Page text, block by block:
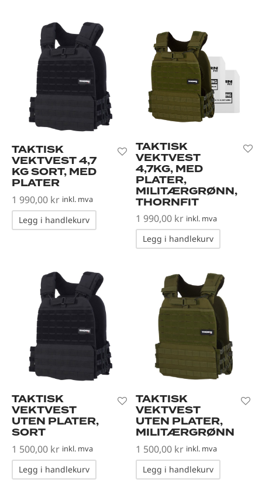
TAKTISK
VEKTVEST 4,7
KG SORT, MED
PLATER
1 990,00 kr inkl. mva
Legg i handlekurv
TAKTISK
VEKTVEST
4,7KG, MED
PLATER,
MILITÆRGRØNN,
THORNFIT
1 990,00 kr inkl. mva
Legg i handlekurv
TAKTISK
VEKTVEST
UTEN PLATER,
SORT
1 500,00 kr inkl. mva
Legg i handlekurv
TAKTISK
VEKTVEST
UTEN PLATER,
MILITÆRGRØNN
1 500,00 kr inkl. mva
Legg i handlekurv